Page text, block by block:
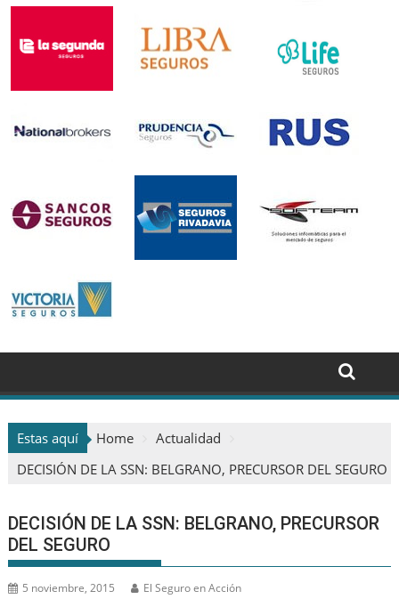
Estas aquí Home
Actualidad
DECISIÓN DE LA SSN: BELGRANO, PRECURSOR DEL SEGURO
DECISIÓN DE LA SSN: BELGRANO, PRECURSOR
DEL SEGURO
5 noviembre, 2015 El Seguro en Acción